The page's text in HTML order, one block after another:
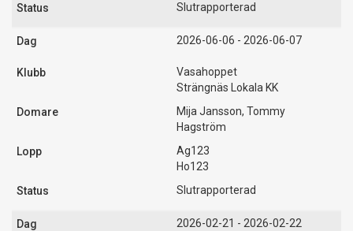
Slutrapporterad
2026-06-06 - 2026-06-07
Vasahoppet
Strängnäs Lokala KK
Mija Jansson, Tommy
Hagström
Ag123
Ho123
Slutrapporterad
2026-02-21 - 2026-02-22